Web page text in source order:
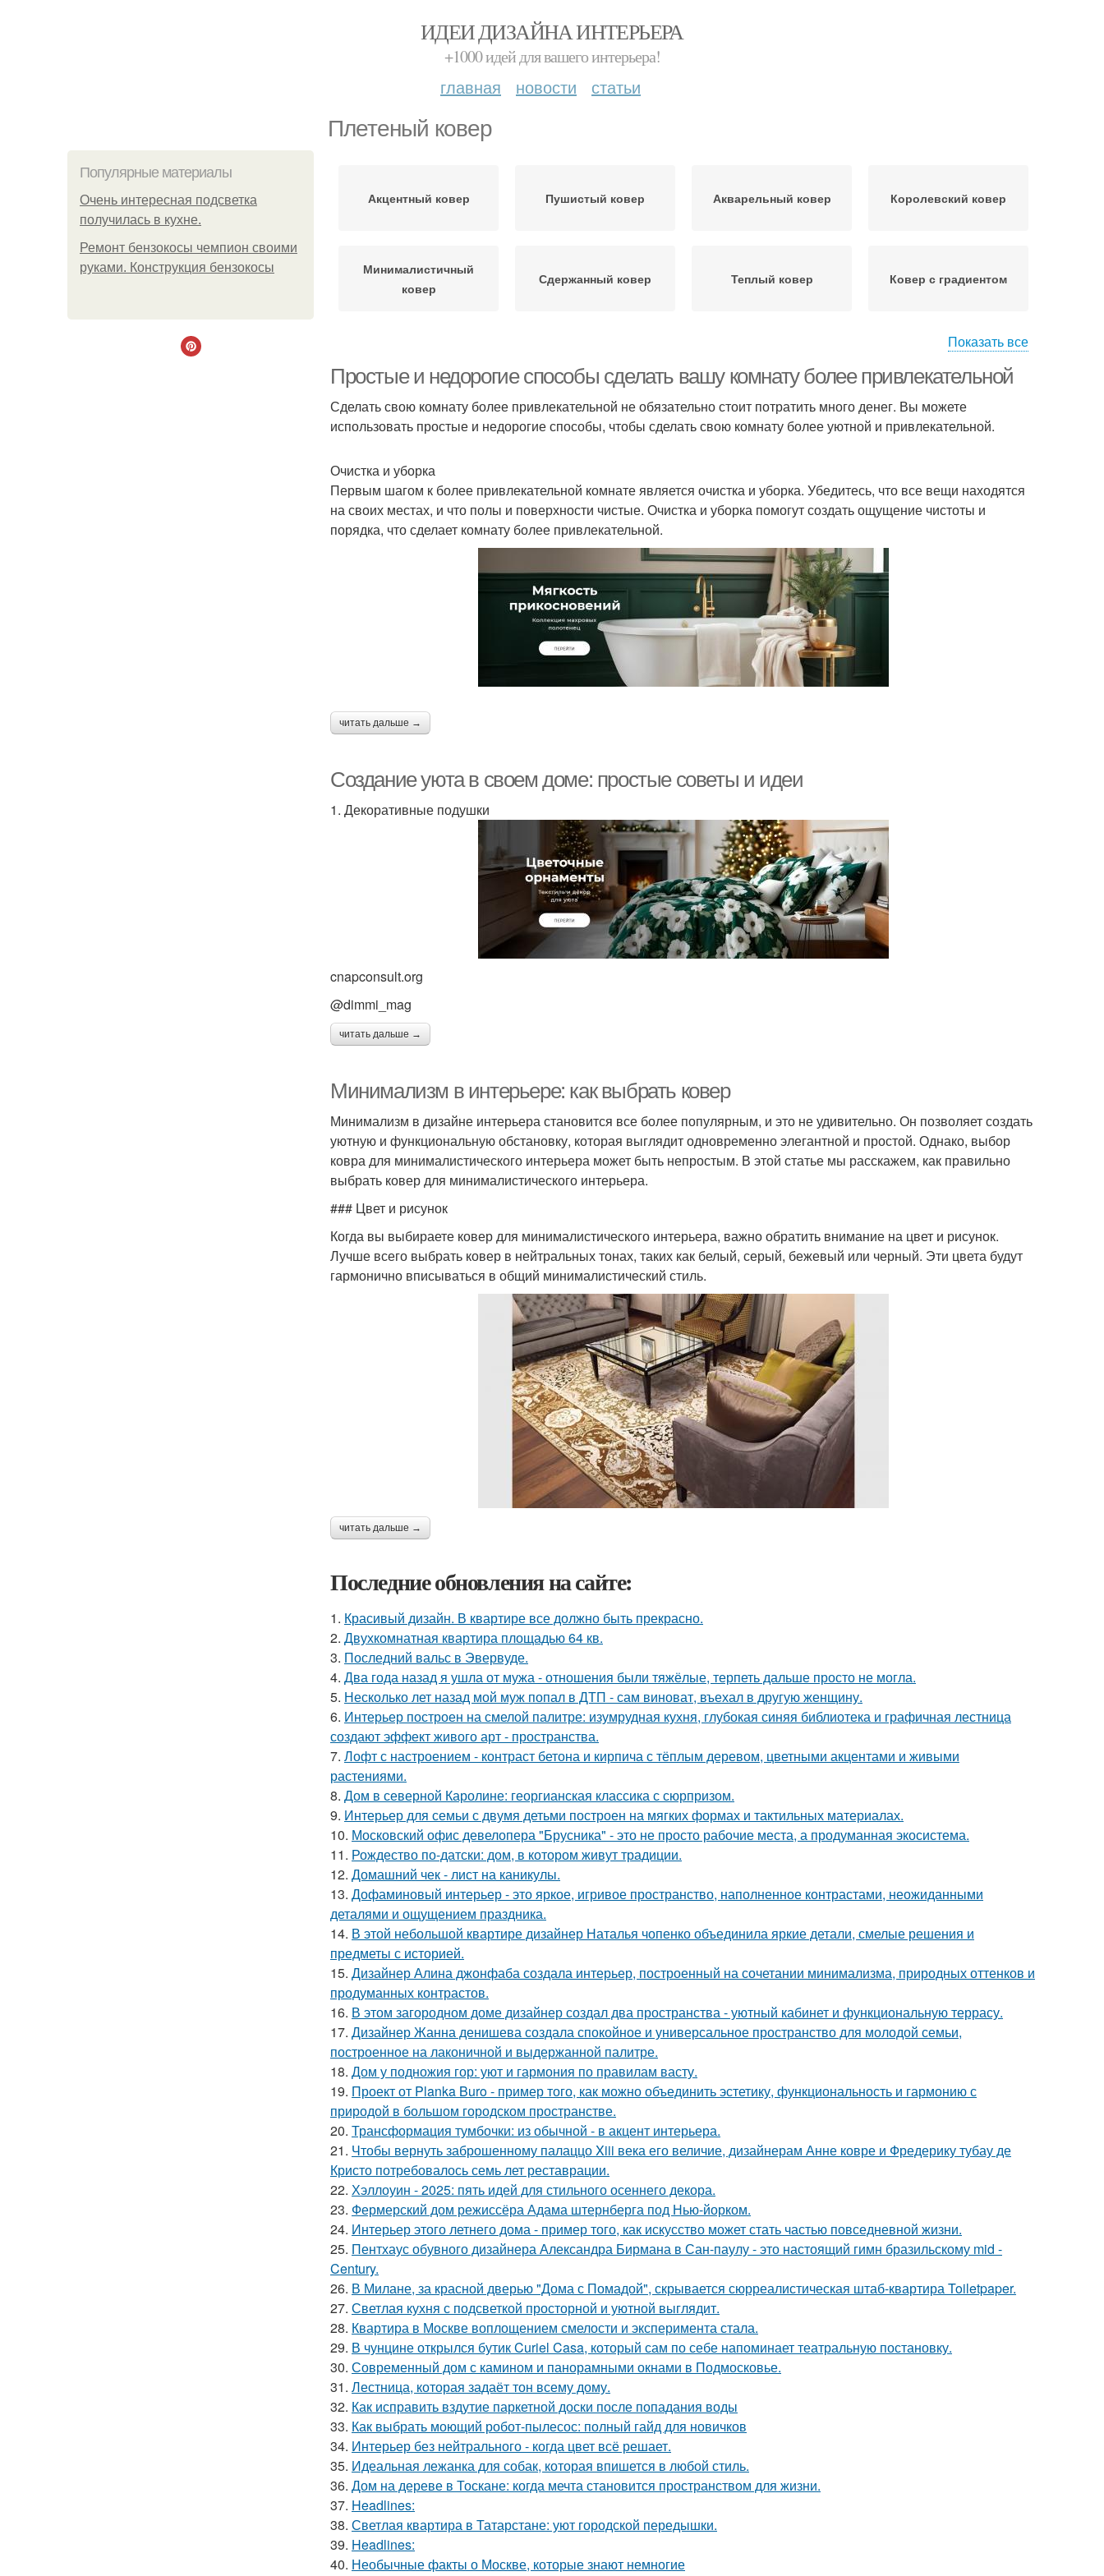
ИДЕИ ДИЗАЙНА ИНТЕРЬЕРА
+1000 идей для вашего интерьера!
главная новости статьи
Плетеный ковер
Популярные материалы
Очень интересная подсветка
получилась в кухне.
Ремонт бензокосы чемпион своими
руками. Конструкция бензокосы
Акцентный ковер Пушистый ковер Акварельный ковер Королевский ковер
Минималистичный
ковер
Сдержанный ковер Теплый ковер Ковер с градиентом
состоянии
Показать все
Простые и недорогие способы сделать вашу комнату более привлекательной
Сделать свою комнату более привлекательной не обязательно стоит потратить много денег. Вы можете
использовать простые и недорогие способы, чтобы сделать свою комнату более уютной и привлекательной.
Очистка и уборка
Первым шагом к более привлекательной комнате является очистка и уборка. Убедитесь, что все вещи находятся
на своих местах, и что полы и поверхности чистые. Очистка и уборка помогут создать ощущение чистоты и
порядка, что сделает комнату более привлекательной.
читать дальше →
Создание уюта в своем доме: простые советы и идеи
1. Декоративные подушки
cnapconsult.org
@dimmi_mag
читать дальше →
Минимализм в интерьере: как выбрать ковер
Минимализм в дизайне интерьера становится все более популярным, и это не удивительно. Он позволяет создать
уютную и функциональную обстановку, которая выглядит одновременно элегантной и простой. Однако, выбор
ковра для минималистического интерьера может быть непростым. В этой статье мы расскажем, как правильно
выбрать ковер для минималистического интерьера.
### Цвет и рисунок
Когда вы выбираете ковер для минималистического интерьера, важно обратить внимание на цвет и рисунок.
Лучше всего выбрать ковер в нейтральных тонах, таких как белый, серый, бежевый или черный. Эти цвета будут
гармонично вписываться в общий минималистический стиль.
читать дальше →
Последние обновления на сайте:
1. Красивый дизайн. В квартире все должно быть прекрасно.
2. Двухкомнатная квартира площадью 64 кв.
3. Последний вальс в Эвервуде.
4. Два года назад я ушла от мужа - отношения были тяжёлые, терпеть дальше просто не могла.
5. Несколько лет назад мой муж попал в ДТП - сам виноват, въехал в другую женщину.
6. Интерьер построен на смелой палитре: изумрудная кухня, глубокая синяя библиотека и графичная лестница
создают эффект живого арт - пространства.
7. Лофт с настроением - контраст бетона и кирпича с тёплым деревом, цветными акцентами и живыми
растениями.
8. Дом в северной Каролине: георгианская классика с сюрпризом.
9. Интерьер для семьи с двумя детьми построен на мягких формах и тактильных материалах.
10. Московский офис девелопера "Брусника" - это не просто рабочие места, а продуманная экосистема.
11. Рождество по-датски: дом, в котором живут традиции.
12. Домашний чек - лист на каникулы.
13. Дофаминовый интерьер - это яркое, игривое пространство, наполненное контрастами, неожиданными
деталями и ощущением праздника.
14. В этой небольшой квартире дизайнер Наталья чопенко объединила яркие детали, смелые решения и
предметы с историей.
15. Дизайнер Алина джонфаба создала интерьер, построенный на сочетании минимализма, природных оттенков и
продуманных контрастов.
16. В этом загородном доме дизайнер создал два пространства - уютный кабинет и функциональную террасу.
17. Дизайнер Жанна денишева создала спокойное и универсальное пространство для молодой семьи,
построенное на лаконичной и выдержанной палитре.
18. Дом у подножия гор: уют и гармония по правилам васту.
19. Проект от Planka Buro - пример того, как можно объединить эстетику, функциональность и гармонию с
природой в большом городском пространстве.
20. Трансформация тумбочки: из обычной - в акцент интерьера.
21. Чтобы вернуть заброшенному палаццо Xiii века его величие, дизайнерам Анне ковре и Фредерику тубау де
Кристо потребовалось семь лет реставрации.
22. Хэллоуин - 2025: пять идей для стильного осеннего декора.
23. Фермерский дом режиссёра Адама штернберга под Нью-йорком.
24. Интерьер этого летнего дома - пример того, как искусство может стать частью повседневной жизни.
25. Пентхаус обувного дизайнера Александра Бирмана в Сан-паулу - это настоящий гимн бразильскому mid -
Century.
26. В Милане, за красной дверью "Дома с Помадой", скрывается сюрреалистическая штаб-квартира Toiletpaper.
27. Светлая кухня с подсветкой просторной и уютной выглядит.
28. Квартира в Москве воплощением смелости и эксперимента стала.
29. В чунцине открылся бутик Curiel Casa, который сам по себе напоминает театральную постановку.
30. Современный дом с камином и панорамными окнами в Подмосковье.
31. Лестница, которая задаёт тон всему дому.
32. Как исправить вздутие паркетной доски после попадания воды
33. Как выбрать моющий робот-пылесос: полный гайд для новичков
34. Интерьер без нейтрального - когда цвет всё решает.
35. Идеальная лежанка для собак, которая впишется в любой стиль.
36. Дом на дереве в Тоскане: когда мечта становится пространством для жизни.
37. Headlines:
38. Светлая квартира в Татарстане: уют городской передышки.
39. Headlines:
40. Необычные факты о Москве, которые знают немногие